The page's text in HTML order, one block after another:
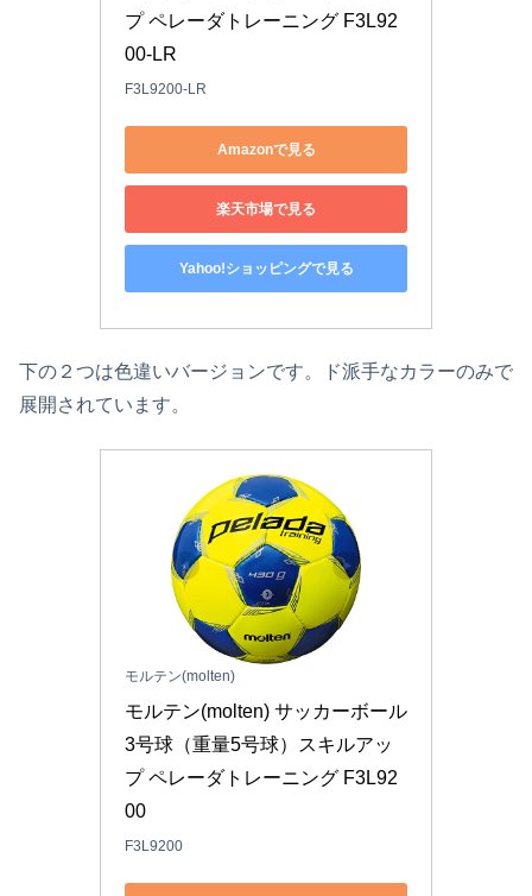
プ ペレーダトレーニング F3L92
00-LR
F3L9200-LR
Amazonで見る
楽天市場で見る
Yahoo!ショッピングで見る
下の２つは色違いバージョンです。ド派手なカラーのみで
展開されています。
モルテン(molten)
モルテン(molten) サッカーボール
3号球（重量5号球）スキルアッ
プ ペレーダトレーニング F3L92
00
F3L9200